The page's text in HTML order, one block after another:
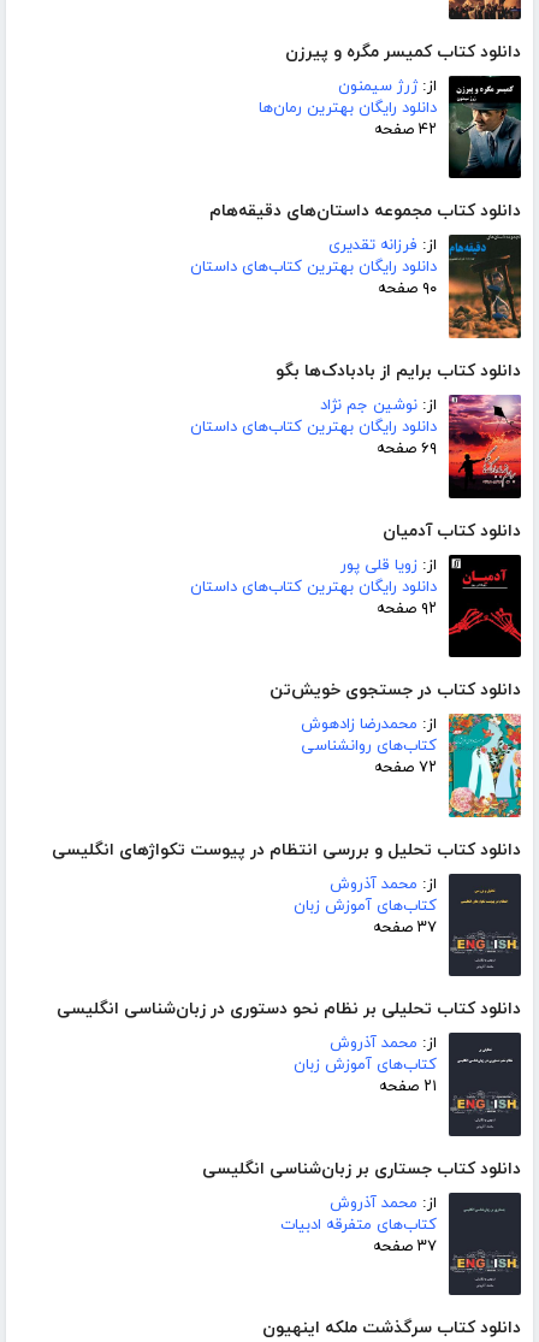
دانلود کتاب کمیسر مگره و پیرزن
از:ژرژ سیمنون
دانلود رایگان بهترین رمان‌ها
۴۲ صفحه
دانلود کتاب مجموعه داستان‌های دقیقه‌هام
از: فرزانه تقدیری
دانلود رایگان بهترین کتاب‌های داستان
۹۰ صفحه
دانلود کتاب برایم از بادبادک‌ها بگو
از: نوشین جم نژاد
دانلود رایگان بهترین کتاب‌های داستان
۶۹ صفحه
دانلود کتاب آدمیان
از: زویا قلی پور
دانلود رایگان بهترین کتاب‌های داستان
۹۲ صفحه
دانلود کتاب در جستجوی خویش‌تن
از: محمدرضا زادهوش
کتاب‌های روانشناسی
۷۲ صفحه
دانلود کتاب تحلیل و بررسی انتظام در پیوست تکواژهای انگلیسی
از: محمد آذروش
کتاب‌های آموزش زبان
۳۷ صفحه
دانلود کتاب تحلیلی بر نظام نحو دستوری در زبان‌شناسی انگلیسی
از: محمد آذروش
کتاب‌های آموزش زبان
۲۱ صفحه
دانلود کتاب جستاری بر زبان‌شناسی انگلیسی
از: محمد آذروش
کتاب‌های متفرقه ادبیات
۳۷ صفحه
دانلود کتاب سرگذشت ملکه اینهیون